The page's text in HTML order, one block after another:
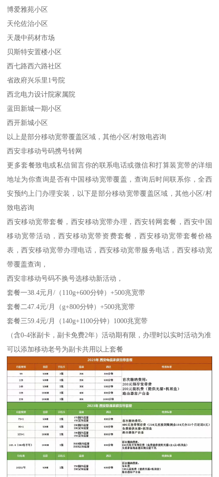
博爱雅苑小区
天伦佐治小区
天晟中药材市场
贝斯特安置楼小区
西七路西六路社区
省政府兴乐里1号院
西北电力设计院家属院
蓝田新城一期小区
西开新城小区
以上是部分移动宽带覆盖区域，其他小区/村致电咨询
西安非移动号码携号转网
更多套餐致电或私信留言你的联系电话或微信和打算装宽带的详细
地址为你查询是否有中国移动宽带覆盖，查询后时间联系你，全西
安预约上门办理安装，以下是部分移动宽带覆盖区域，其他小区/村
致电咨询
西安移动宽带套餐，西安移动宽带办理，西安转网套餐，西安中国
移动宽带活动，西安移动宽带资费套餐，西安移动宽带套餐价格
表，西安移动宽带办理电话，西安移动宽带服务电话，西安移动宽
带覆盖查询，
西安非移动号码不换号选移动新活动，
套餐一38.4元月/（110g+600分钟）+500兆宽带
套餐二47.4元/月（g+800分钟）+500兆宽带
套餐三59.4元/月（140g+1100分钟）1000兆宽带
（含0-4张副卡，副卡免费2年）活动期有限，办理时以实时活动为准
可以添加移动老号为副卡共用以上套餐